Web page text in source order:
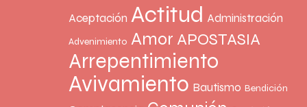
Aceptación Actitud Administración
Advenimiento Amor APOSTASIA
Arrepentimiento
Avivamiento Bautismo Bendición